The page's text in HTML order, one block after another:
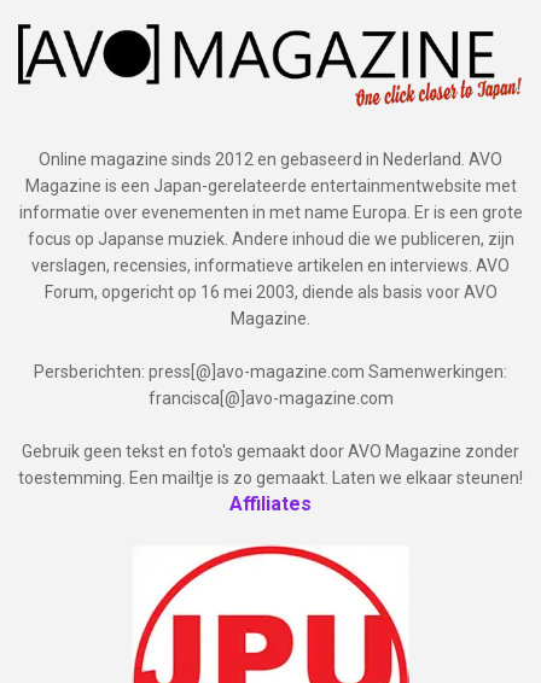
Online magazine sinds 2012 en gebaseerd in Nederland. AVO
Magazine is een Japan-gerelateerde entertainmentwebsite met
informatie over evenementen in met name Europa. Er is een grote
focus op Japanse muziek. Andere inhoud die we publiceren, zijn
verslagen, recensies, informatieve artikelen en interviews. AVO
Forum, opgericht op 16 mei 2003, diende als basis voor AVO
Magazine.
Persberichten: press[@]avo-magazine.com Samenwerkingen:
francisca[@]avo-magazine.com
Gebruik geen tekst en foto's gemaakt door AVO Magazine zonder
toestemming. Een mailtje is zo gemaakt. Laten we elkaar steunen!
Affiliates